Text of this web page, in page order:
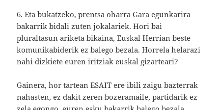
6. Eta bukatzeko, prentsa oharra Gara egunkarira
bakarrik bidali zuten jokalariek. Hori bai
pluraltasun ariketa bikaina, Euskal Herrian beste
komunikabiderik ez balego bezala. Horrela helarazi
nahi dizkiete euren iritziak euskal gizarteari?
Gainera, hor tartean ESAIT ere ibili zaigu bazterrak
nahasten, ez dakit zeren bozeramaile, partidarik ez